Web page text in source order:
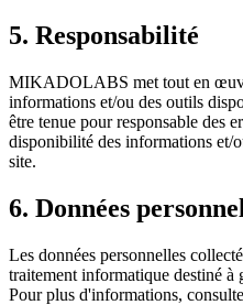
5. Responsabilité
MIKADOLABS met tout en
informations et/ou des outils
être tenue pour responsable des
disponibilité des informations et/
site.
6. Données
Les données personnelles
traitement informatique destiné à
Pour plus d'informations,